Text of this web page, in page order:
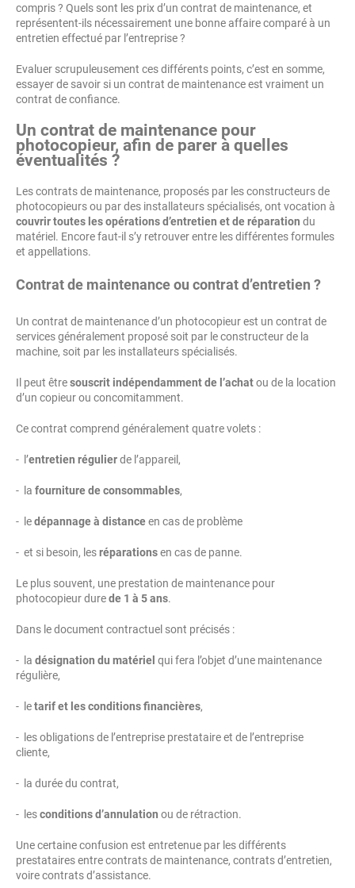
compris ? Quels sont les prix d’un contrat de maintenance, et
représentent-ils nécessairement une bonne affaire comparé à un
entretien effectué par l’entreprise ?
Evaluer scrupuleusement ces différents points, c’est en somme,
essayer de savoir si un contrat de maintenance est vraiment un
contrat de confiance.
Un contrat de maintenance pour
photocopieur, afin de parer à quelles
éventualités ?
Les contrats de maintenance, proposés par les constructeurs de
photocopieurs ou par des installateurs spécialisés, ont vocation à
couvrir toutes les opérations d’entretien et de réparation du
matériel. Encore faut-il s’y retrouver entre les différentes formules
et appellations.
Contrat de maintenance ou contrat d’entretien ?
Un contrat de maintenance d’un photocopieur est un contrat de
services généralement proposé soit par le constructeur de la
machine, soit par les installateurs spécialisés.
Il peut êtresouscrit indépendamment de l’achatou de la location
d’un copieur ou concomitamment.
Ce contrat comprend généralement quatre volets :
- l’entretien régulierde l’appareil,
- la fourniture de consommables,
- ledépannage à distanceen cas de problème
- et si besoin, lesréparationsen cas de panne.
Le plus souvent, une prestation de maintenance pour
photocopieur durede 1 à 5 ans.
Dans le document contractuel sont précisés :
- la désignation du matériel qui fera l’objet d’une maintenance
régulière,
- letarif et les conditions financières,
- les obligations de l’entreprise prestataire et de l’entreprise
cliente,
- la durée du contrat,
- lesconditions d’annulation ou de rétraction.
Une certaine confusion est entretenue par les différents
prestataires entre contrats de maintenance, contrats d’entretien,
voire contrats d’assistance.